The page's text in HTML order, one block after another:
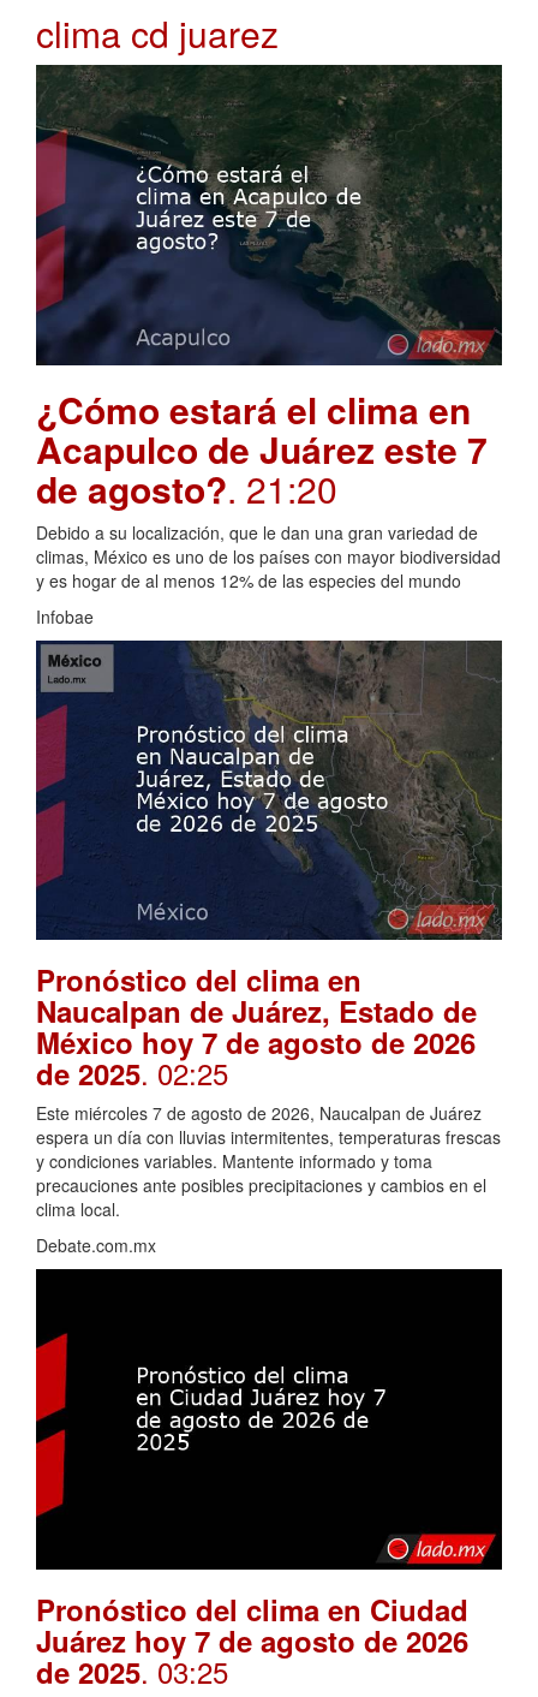
clima cd juarez
¿Cómo estará el clima en
Acapulco de Juárez este 7
de agosto?. 21:20
Debido a su localización, que le dan una gran variedad de
climas, México es uno de los países con mayor biodiversidad
y es hogar de al menos 12% de las especies del mundo
Infobae
Pronóstico del clima en
Naucalpan de Juárez, Estado de
México hoy 7 de agosto de 2026
de 2025. 02:25
Este miércoles 7 de agosto de 2026, Naucalpan de Juárez
espera un día con lluvias intermitentes, temperaturas frescas
y condiciones variables. Mantente informado y toma
precauciones ante posibles precipitaciones y cambios en el
clima local.
Debate.com.mx
Pronóstico del clima en Ciudad
Juárez hoy 7 de agosto de 2026
de 2025. 03:25